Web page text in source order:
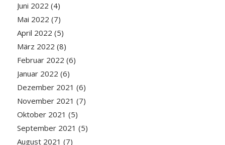
Juni 2022 (4)
Mai 2022 (7)
April 2022 (5)
März 2022 (8)
Februar 2022 (6)
Januar 2022 (6)
Dezember 2021 (6)
November 2021 (7)
Oktober 2021 (5)
September 2021 (5)
August 2021 (7)